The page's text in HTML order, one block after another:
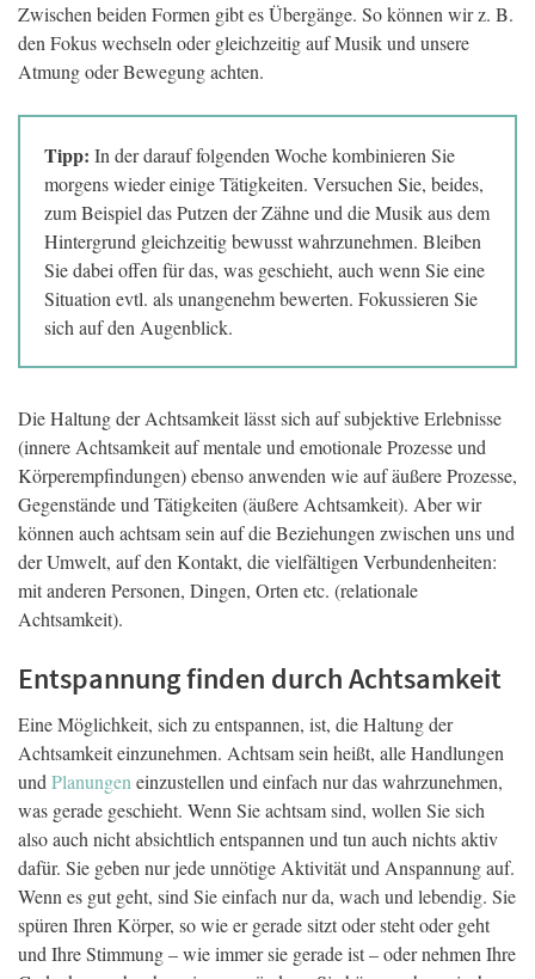
Zwischen beiden Formen gibt es Übergänge. So können wir z. B.
den Fokus wechseln oder gleichzeitig auf Musik und unsere
Atmung oder Bewegung achten.
Tipp: In der darauf folgenden Woche kombinieren Sie
morgens wieder einige Tätigkeiten. Versuchen Sie, beides,
zum Beispiel das Putzen der Zähne und die Musik aus dem
Hintergrund gleichzeitig bewusst wahrzunehmen. Bleiben
Sie dabei offen für das, was geschieht, auch wenn Sie eine
Situation evtl. als unangenehm bewerten. Fokussieren Sie
sich auf den Augenblick.
Die Haltung der Achtsamkeit lässt sich auf subjektive Erlebnisse
(innere Achtsamkeit auf mentale und emotionale Prozesse und
Körperempfindungen) ebenso anwenden wie auf äußere Prozesse,
Gegenstände und Tätigkeiten (äußere Achtsamkeit). Aber wir
können auch achtsam sein auf die Beziehungen zwischen uns und
der Umwelt, auf den Kontakt, die vielfältigen Verbundenheiten:
mit anderen Personen, Dingen, Orten etc. (relationale
Achtsamkeit).
Entspannung finden durch Achtsamkeit
Eine Möglichkeit, sich zu entspannen, ist, die Haltung der
Achtsamkeit einzunehmen. Achtsam sein heißt, alle Handlungen
undPlanungeneinzustellen und einfach nur das wahrzunehmen,
was gerade geschieht. Wenn Sie achtsam sind, wollen Sie sich
also auch nicht absichtlich entspannen und tun auch nichts aktiv
dafür. Sie geben nur jede unnötige Aktivität und Anspannung auf.
Wenn es gut geht, sind Sie einfach nur da, wach und lebendig. Sie
spüren Ihren Körper, so wie er gerade sitzt oder steht oder geht
und Ihre Stimmung – wie immer sie gerade ist – oder nehmen Ihre